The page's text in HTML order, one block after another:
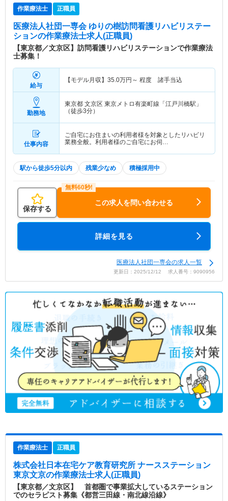
作業療法士 正職員
医療法人社団一専会 ゆりの樹訪問看護リハビリステー
ションの作業療法士求人(正職員)
【東京都／文京区】訪問看護リハビリステーションで作業療法
士募集！
給与
【モデル月収】 35.0万円～ 程度 諸手当込
勤務地
東京都 文京区 東京メトロ有楽町線「江戸川橋駅」
（徒歩3分）
仕事内容
ご自宅にお住まいの利用者様を対象としたリハビリ
業務全般。利用者様のご自宅にお伺…
駅から徒歩5分以内 残業少なめ 積極採用中
保存する
この求人を問い合わせる
詳細を見る
医療法人社団一専会の求人一覧
更新日：2025/12/12 求人番号：9090956
作業療法士 正職員
株式会社日本在宅ケア教育研究所 ナースステーション
東京文京の作業療法士求人(正職員)
【東京都／文京区】 首都圏で事業拡大しているステーション
でのセラピスト募集《都営三田線・南北線沿線》